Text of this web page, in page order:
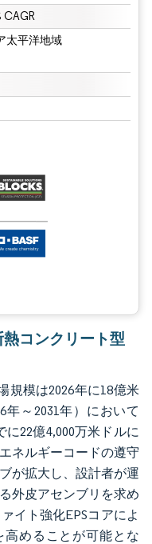
CAGR
太平洋地域
BY 4.0の表示が必要です。
コンクリート型
規模は2026年に18億米
年～2031年）において
に22億4,000万米ドルに
ネルギーコードの遵守
が拡大し、設計者が運
外皮アセンブリを求め
イト強化EPSコアによ
高めることが可能とな